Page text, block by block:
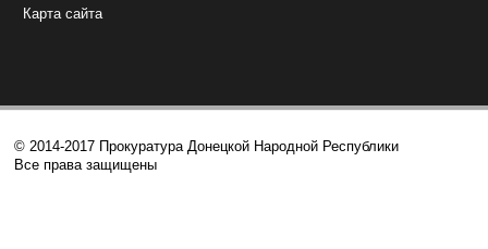
Карта сайта
© 2014-2017 Прокуратура Донецкой Народной Республики
Все права защищены